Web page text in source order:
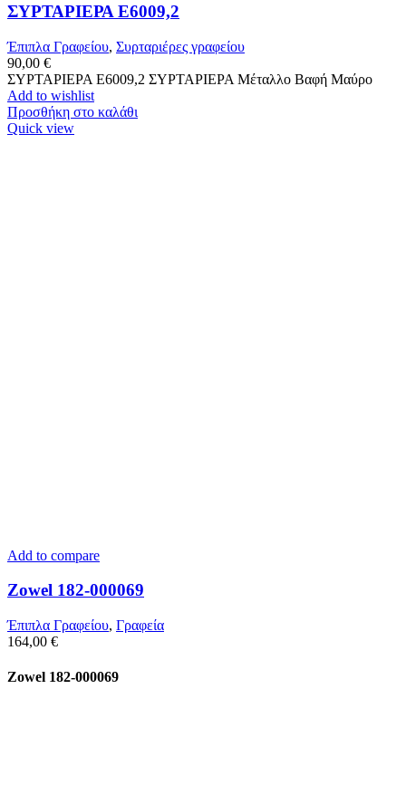
ΣΥΡΤΑΡΙΕΡΑ Ε6009,2
Έπιπλα Γραφείου, Συρταριέρες γραφείου
90,00 €
ΣΥΡΤΑΡΙΕΡΑ Ε6009,2 ΣΥΡΤΑΡΙΕΡΑ Μέταλλο Βαφή Μαύρο
Add to wishlist
Προσθήκη στο καλάθι
Quick view
Add to compare
Zowel 182-000069
Έπιπλα Γραφείου, Γραφεία
164,00 €
Zowel 182-000069